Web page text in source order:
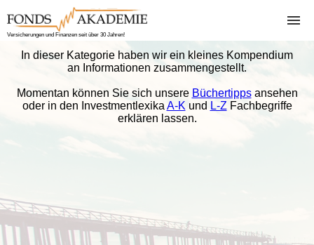
Versicherungen und Finanzen seit über 30 Jahren!
Home Finanzen
Vorgehensweise
Girokonten
Steuer
Bitcoin Über
uns
Versicherungen
In dieser Kategorie haben wir ein kleines Kompendium
an Informationen zusammengestellt.
Momentan können Sie sich unsere Büchertippsansehen
oder in den Investmentlexika A-K und L-Z Fachbegriffe
erklären lassen.